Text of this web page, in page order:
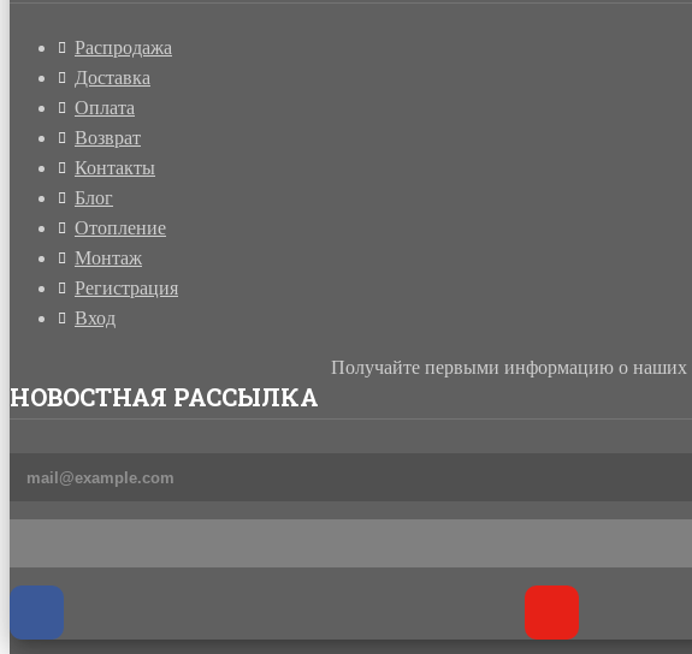
Распродажа
Доставка
Оплата
Возврат
Контакты
Блог
Отопление
Монтаж
Регистрация
Вход
НОВОСТНАЯ РАССЫЛКА
Получайте первыми информацию о наших